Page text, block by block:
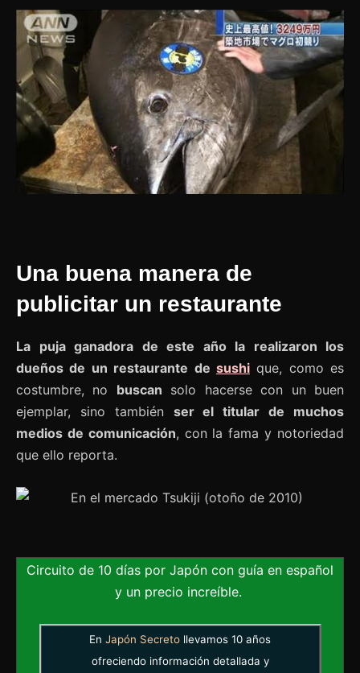
Una buena manera de
publicitar un restaurante
La puja ganadora de este año la realizaron los
dueños de un restaurante de sushique, como es
costumbre, no buscan solo hacerse con un buen
ejemplar, sino también ser el titular de muchos
medios de comunicación, con la fama y notoriedad
que ello reporta.
Circuito de 10 días por Japón con guía en español
y un precio increíble.
En Japón Secreto llevamos 10 años
ofreciendo información detallada y